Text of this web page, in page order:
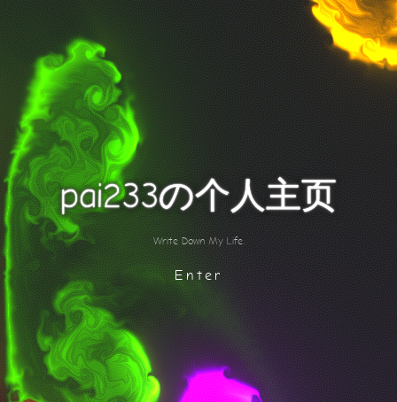
pai233の个人主页
Write Down My L ife.
Enter